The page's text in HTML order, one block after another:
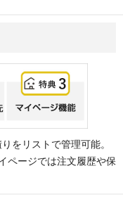
をリストで管理可能。
ページでは注文履歴や保